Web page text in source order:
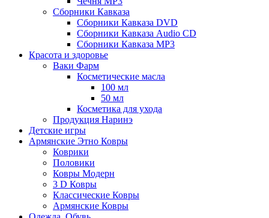
Сборники Кавказа
Сборники Кавказа DVD
Сборники Кавказа Audio CD
Сборники Кавказа MP3
Красота и здоровье
Ваки Фарм
Косметические масла
100 мл
50 мл
Косметика для ухода
Продукция Наринэ
Детские игры
Армянские Этно Ковры
Коврики
Половики
Ковры Модерн
3 D Ковры
Классические Ковры
Армянские Ковры